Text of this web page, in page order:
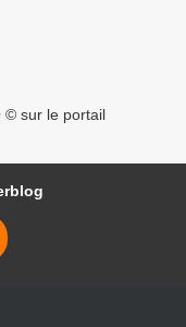
© sur le portail